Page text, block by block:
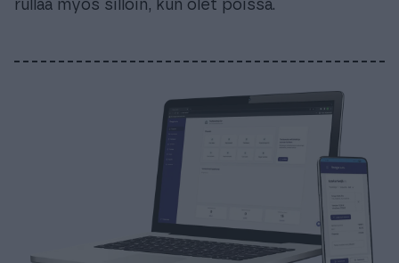
rullaa myös silloin, kun olet poissa.